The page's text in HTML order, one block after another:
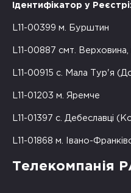
Ідентифікатор у
L11-00399 м. Бурштин
L11-00887 смт. Верховина,
L11-00915 с. Мала Тур'я
L11-01203 м. Яремче
L11-01397 с. Дебеславці
L11-01868 м. Івано-
Телекомпанія